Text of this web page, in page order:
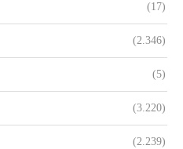
(17)
(2.346)
(5)
(3.220)
(2.239)